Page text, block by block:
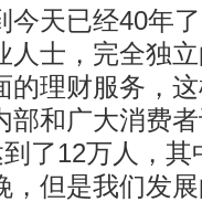
天已经40年了
人士，完全独
的理财服务，
部和广大消费
了12万人，其
，但是我们发